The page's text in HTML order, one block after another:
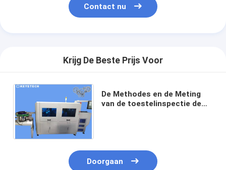
Contact nu
Krijg De Beste Prijs Voor
De Methodes en de Meting
van de toestelinspectie de
Doorgaan